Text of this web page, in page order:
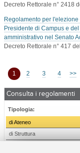
Decreto Rettorale n° 2418
Regolamento per
Presidente di Campus e
amministrativo nel Senato
Decreto Rettorale n° 417
1 2 3 4 >>
Consulta i regolamenti
Tipologia:
di Ateneo
di Struttura